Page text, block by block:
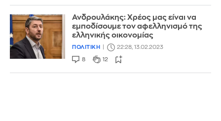
Ανδρουλάκης: Χρέος μας είναι να
εμποδίσουμε τον αφελληνισμό της
ελληνικής οικονομίας
ΠΟΛΙΤΙΚΗ 22:28, 13.02.2023
8 12